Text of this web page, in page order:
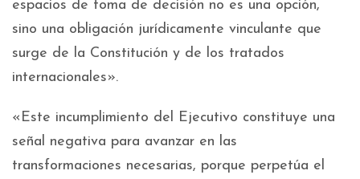
espacios de toma de decisión no es una opción,
sino una obligación jurídicamente vinculante que
surge de la Constitución y de los tratados
internacionales».
«Este incumplimiento del Ejecutivo constituye una
señal negativa para avanzar en las
transformaciones necesarias, porque perpetúa el